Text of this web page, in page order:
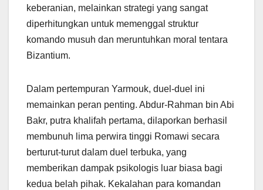
keberanian, melainkan strategi yang sangat
diperhitungkan untuk memenggal struktur
komando musuh dan meruntuhkan moral tentara
Bizantium.
Dalam pertempuran Yarmouk, duel-duel ini
memainkan peran penting. Abdur-Rahman bin Abi
Bakr, putra khalifah pertama, dilaporkan berhasil
membunuh lima perwira tinggi Romawi secara
berturut-turut dalam duel terbuka, yang
memberikan dampak psikologis luar biasa bagi
kedua belah pihak. Kekalahan para komandan